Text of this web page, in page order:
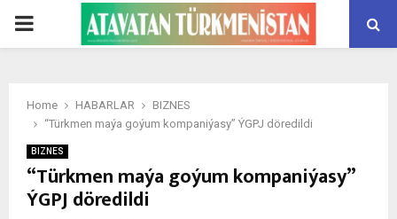
PRIMARY
Home HABARLAR
BIZNES
“Türkmen maýa goýum kompaniýasy” ÝGPJ döredildi
BIZNES
“Türkmen maýa goýum kompaniýasy”
ÝGPJ döredildi